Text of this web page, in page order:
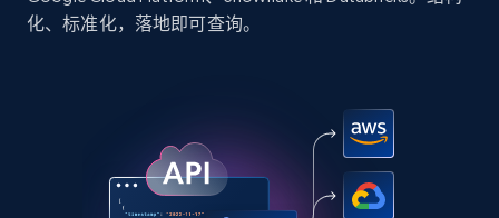
化、标准化，落地即可查询。